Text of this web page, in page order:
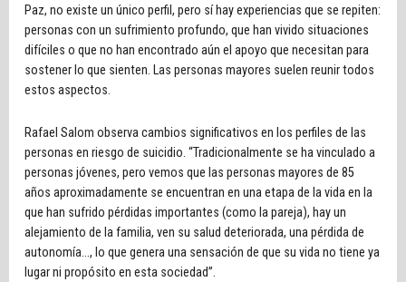
Paz, no existe un único perfil, pero sí hay experiencias que se repiten:
personas con un sufrimiento profundo, que han vivido situaciones
difíciles o que no han encontrado aún el apoyo que necesitan para
sostener lo que sienten. Las personas mayores suelen reunir todos
estos aspectos.
Rafael Salom observa cambios significativos en los perfiles de las
personas en riesgo de suicidio. “Tradicionalmente se ha vinculado a
personas jóvenes, pero vemos que las personas mayores de 85
años aproximadamente se encuentran en una etapa de la vida en la
que han sufrido pérdidas importantes (como la pareja), hay un
alejamiento de la familia, ven su salud deteriorada, una pérdida de
autonomía…, lo que genera una sensación de que su vida no tiene ya
lugar ni propósito en esta sociedad”.